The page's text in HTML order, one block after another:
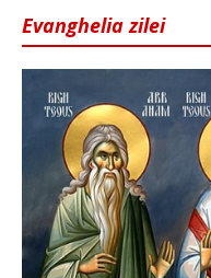
Evanghelia zilei